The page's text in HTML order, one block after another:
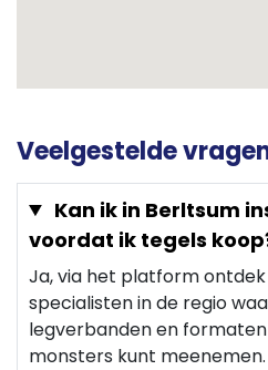
Veelgestelde
Kan ik in Berltsum
voordat ik tegels
Ja, via het platform
specialisten in de regio
legverbanden en
monsters kunt meenemen.